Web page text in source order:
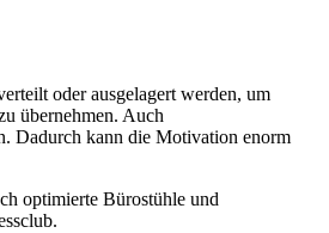
oder ausgelagert werden, um
übernehmen. Auch
Dadurch kann die Motivation enorm
optimierte Bürostühle und